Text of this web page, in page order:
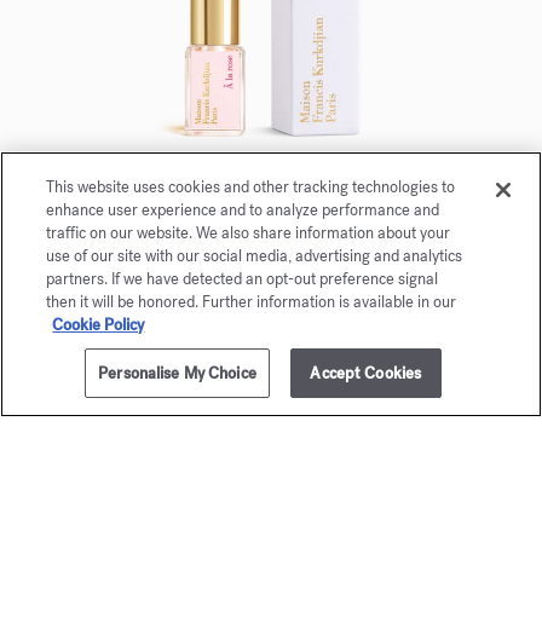
AJOUTER AU PANIER 175,00 €
À la rose
Eau de parfum 5ml
Maison Francis Kurkdjian a le plaisir de vous offrir
À la rose Eau de parfum 5ml.
This website uses cookies and other tracking technologies to
enhance user experience and to analyze performance and
traffic on our website. We also share information about your
use of our site with our social media, advertising and analytics
partners. If we have detected an opt-out preference signal
then it will be honored. Further information is available in our
Cookie Policy
Personalise My Choice Accept Cookies